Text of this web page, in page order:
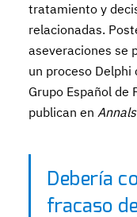
tratamiento y
relacionadas.
aseveraciones se
un proceso
Grupo Español de
publican en
Debería
fracaso